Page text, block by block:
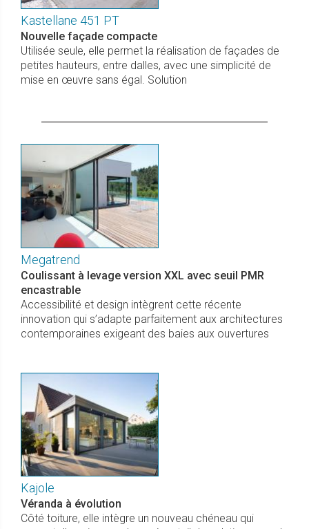
Kastellane 451 PT
Nouvelle façade compacte
Utilisée seule, elle permet la réalisation de façades de
petites hauteurs, entre dalles, avec une simplicité de
mise en œuvre sans égal. Solution
Megatrend
Coulissant à levage version XXL avec seuil PMR
encastrable
Accessibilité et design intègrent cette récente
innovation qui s’adapte parfaitement aux architectures
contemporaines exigeant des baies aux ouvertures
Kajole
Véranda à évolution
Côté toiture, elle intègre un nouveau chéneau qui